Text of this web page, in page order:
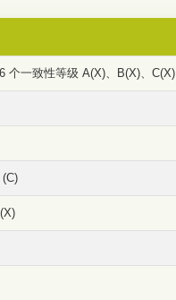
个一致性等级 A(X)、B(X)、C(X)
(C)